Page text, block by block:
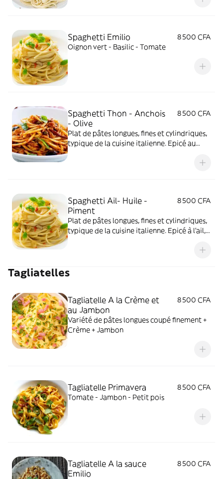
Spaghetti Emilio
8 500 CFA
Oignon vert - Basilic - Tomate
Spaghetti Thon - Anchois
- Olive
8 500 CFA
Plat de pâtes longues, fines et cylindriques,
typique de la cuisine italienne. Epicé au
Spaghetti Ail- Huile -
Piment
8 500 CFA
Plat de pâtes longues, fines et cylindriques,
typique de la cuisine italienne. Epicé à l'ail,
Tagliatelles
Tagliatelle A la Crème et
au Jambon
8 500 CFA
Variété de pâtes longues coupé finement +
Crème + Jambon
Tagliatelle Primavera
8 500 CFA
Tomate - Jambon - Petit pois
Tagliatelle A la sauce
Emilio
8 500 CFA